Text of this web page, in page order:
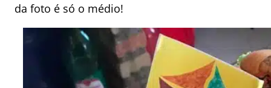
da foto é só o médio!